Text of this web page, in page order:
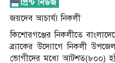
জয়দেব আচার্য্য নিকলী
কিশোরগঞ্জের নিকলীতে
ব্র্যাকের উদ্যোগে নিকলী
ভোগীদের মধ্যে আটশত(৮০০)